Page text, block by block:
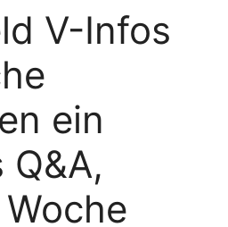
V-Infos
ein